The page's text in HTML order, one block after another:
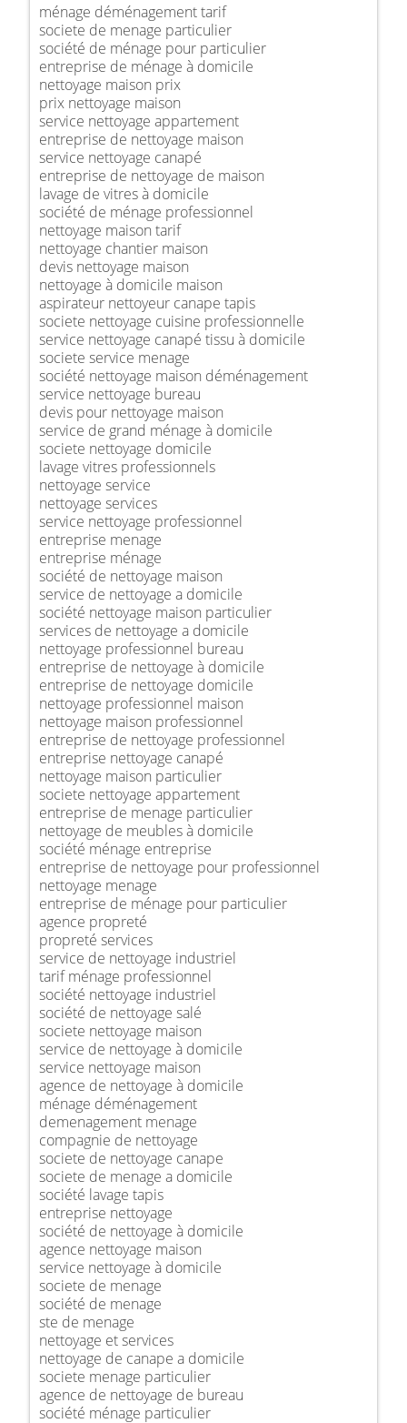
ménage déménagement tarif
societe de menage particulier
société de ménage pour particulier
entreprise de ménage à domicile
nettoyage maison prix
prix nettoyage maison
service nettoyage appartement
entreprise de nettoyage maison
service nettoyage canapé
entreprise de nettoyage de maison
lavage de vitres à domicile
société de ménage professionnel
nettoyage maison tarif
nettoyage chantier maison
devis nettoyage maison
nettoyage à domicile maison
aspirateur nettoyeur canape tapis
societe nettoyage cuisine professionnelle
service nettoyage canapé tissu à domicile
societe service menage
société nettoyage maison déménagement
service nettoyage bureau
devis pour nettoyage maison
service de grand ménage à domicile
societe nettoyage domicile
lavage vitres professionnels
nettoyage service
nettoyage services
service nettoyage professionnel
entreprise menage
entreprise ménage
société de nettoyage maison
service de nettoyage a domicile
société nettoyage maison particulier
services de nettoyage a domicile
nettoyage professionnel bureau
entreprise de nettoyage à domicile
entreprise de nettoyage domicile
nettoyage professionnel maison
nettoyage maison professionnel
entreprise de nettoyage professionnel
entreprise nettoyage canapé
nettoyage maison particulier
societe nettoyage appartement
entreprise de menage particulier
nettoyage de meubles à domicile
société ménage entreprise
entreprise de nettoyage pour professionnel
nettoyage menage
entreprise de ménage pour particulier
agence propreté
propreté services
service de nettoyage industriel
tarif ménage professionnel
société nettoyage industriel
société de nettoyage salé
societe nettoyage maison
service de nettoyage à domicile
service nettoyage maison
agence de nettoyage à domicile
ménage déménagement
demenagement menage
compagnie de nettoyage
societe de nettoyage canape
societe de menage a domicile
société lavage tapis
entreprise nettoyage
société de nettoyage à domicile
agence nettoyage maison
service nettoyage à domicile
societe de menage
société de menage
ste de menage
nettoyage et services
nettoyage de canape a domicile
societe menage particulier
agence de nettoyage de bureau
société ménage particulier